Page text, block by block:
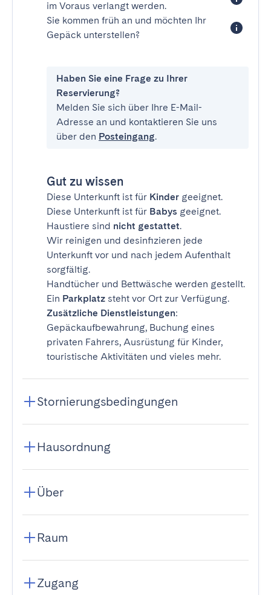
im Voraus verlangt werden.
Sie kommen früh an und möchten Ihr
Gepäck unterstellen?
Haben Sie eine Frage zu Ihrer
Reservierung?
Melden Sie sich über Ihre E-Mail-
Adresse an und kontaktieren Sie uns
über den Posteingang.
Gut zu wissen
Diese Unterkunft ist für Kinder geeignet.
Diese Unterkunft ist für Babys geeignet.
Haustiere sind nicht gestattet.
Wir reinigen und desinfizieren jede
Unterkunft vor und nach jedem Aufenthalt
sorgfältig.
Handtücher und Bettwäsche werden gestellt.
Ein Parkplatz steht vor Ort zur Verfügung.
Zusätzliche Dienstleistungen:
Gepäckaufbewahrung, Buchung eines
privaten Fahrers, Ausrüstung für Kinder,
touristische Aktivitäten und vieles mehr.
Stornierungsbedingungen
Hausordnung
Über
Raum
Zugang